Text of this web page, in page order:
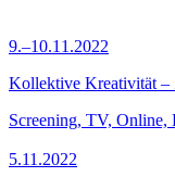
9.–10.11.2022
Kollektive Kreativität –
Screening, TV,
5.11.2022